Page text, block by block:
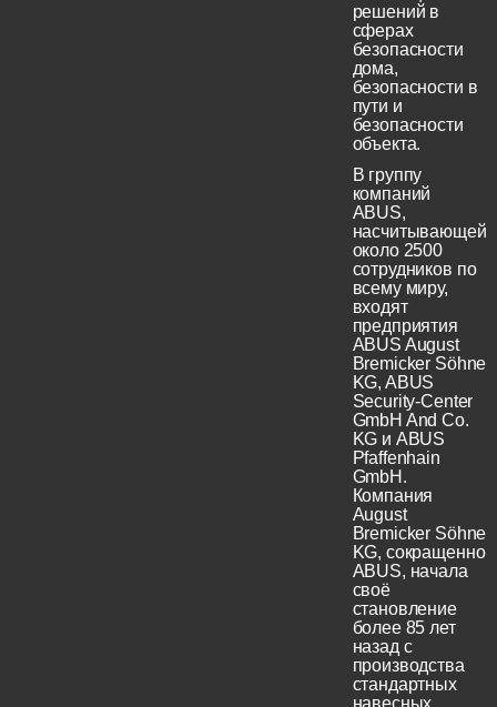
решений в
сферах
безопасности
дома,
безопасности в
пути и
безопасности
объекта.
В группу
компаний
ABUS,
насчитывающей
около 2500
сотрудников по
всему миру,
входят
предприятия
ABUS August
Bremicker Söhne
KG, ABUS
Security-Center
GmbH And Co.
KG и ABUS
Pfaffenhain
GmbH.
Компания
August
Bremicker Söhne
KG, сокращенно
ABUS, начала
своё
становление
более 85 лет
назад с
производства
стандартных
навесных